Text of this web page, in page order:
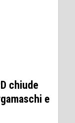
chiude
e